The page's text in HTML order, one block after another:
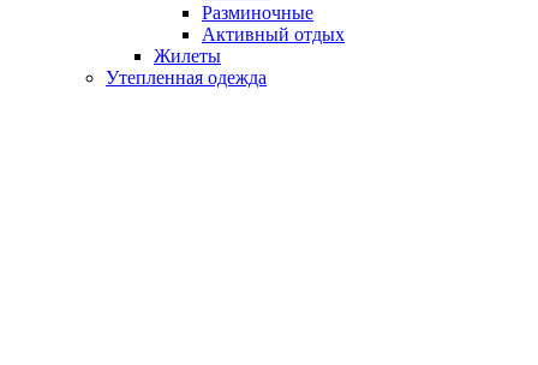
Разминочные
Активный отдых
Жилеты
Утепленная одежда